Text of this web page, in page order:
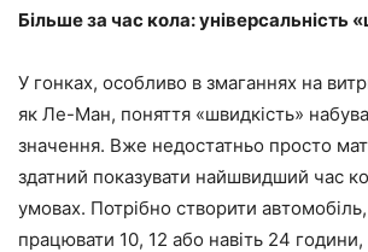
Більше за час кола: універсальність
У гонках, особливо в змаганнях на
як Ле-Ман, поняття «швидкість»
значення. Вже недостатньо просто
здатний показувати найшвидший час
умовах. Потрібно створити
працювати 10, 12 або навіть 24 години,